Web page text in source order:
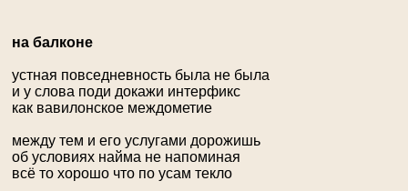
на балконе
устная повседневность была не была
и у слова поди докажи интерфикс
как вавилонское междометие
между тем и его услугами дорожишь
об условиях найма не напоминая
всё то хорошо что по усам текло